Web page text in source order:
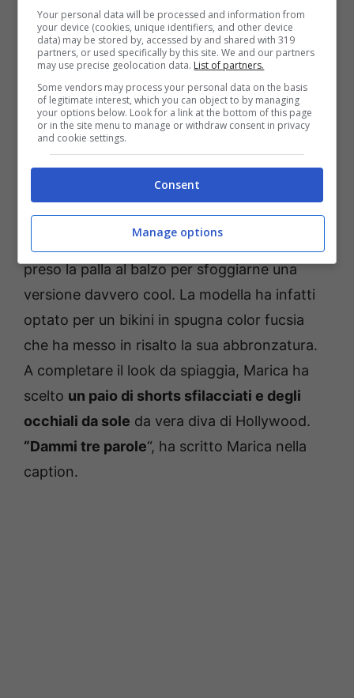
Fonte: Instagram
Nella serie di foto pubblicate su Instagram, la
modella e influencer ha mostrato ai fan il
bikini che promette essere il must-have
dell’estate 2022. Sta infatti tornando la moda
dei costumi da bagno in spugna
preso la palla al balzo per sfoggiarne una
versione davvero cool. La modella ha infatti
optato per un bikini in spugna color fucsia
che ha messo in risalto la sua abbronzatura.
A completare il look da spiaggia, Marica ha
scelto un paio di shorts sfilacciati e degli
occhiali da sole da vera diva di Hollywood.
“Dammi tre parole“, ha scritto Marica nella
caption.
Your personal data will be processed and information from
your device (cookies, unique identifiers, and other device
data) may be stored by, accessed by and shared with 319
partners, or used specifically by this site. We and our partners
may use precise geolocation data. List of partners.
Some vendors may process your personal data on the basis
of legitimate interest, which you can object to by managing
your options below. Look for a link at the bottom of this page
or in the site menu to manage or withdraw consent in privacy
and cookie settings.
Consent
Manage options